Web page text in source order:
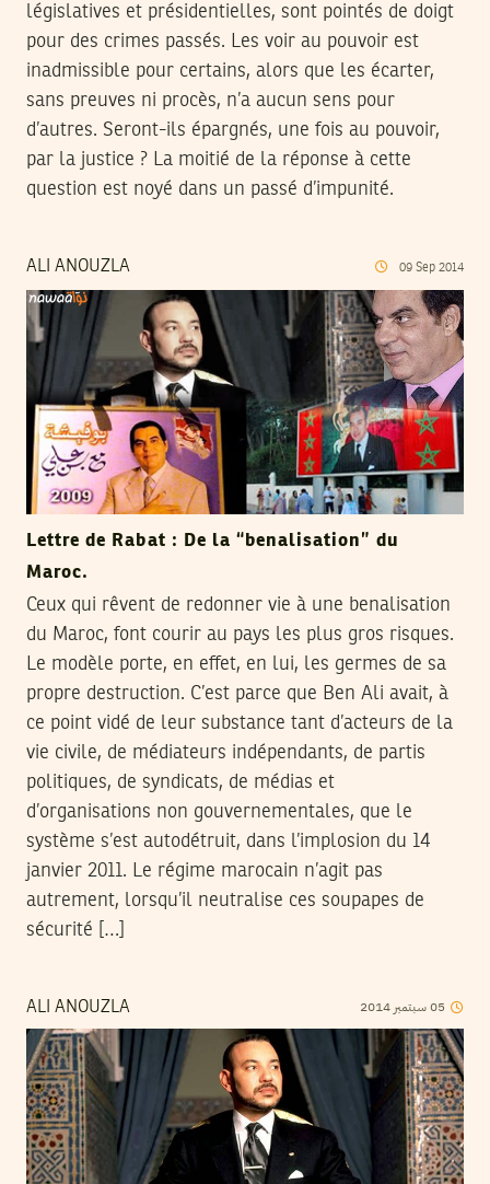
législatives et présidentielles, sont pointés de doigt
pour des crimes passés. Les voir au pouvoir est
inadmissible pour certains, alors que les écarter,
sans preuves ni procès, n’a aucun sens pour
d’autres. Seront-ils épargnés, une fois au pouvoir,
par la justice ? La moitié de la réponse à cette
question est noyé dans un passé d’impunité.
ALI ANOUZLA 09 Sep 2014
Lettre de Rabat : De la “benalisation” du
Maroc.
Ceux qui rêvent de redonner vie à une benalisation
du Maroc, font courir au pays les plus gros risques.
Le modèle porte, en effet, en lui, les germes de sa
propre destruction. C’est parce que Ben Ali avait, à
ce point vidé de leur substance tant d’acteurs de la
vie civile, de médiateurs indépendants, de partis
politiques, de syndicats, de médias et
d’organisations non gouvernementales, que le
système s’est autodétruit, dans l’implosion du 14
janvier 2011. Le régime marocain n’agit pas
autrement, lorsqu’il neutralise ces soupapes de
sécurité […]
ALI ANOUZLA 05سبتمبر 2014